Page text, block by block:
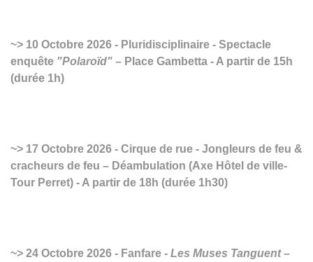
10 Octobre 2026 - Pluridisciplinaire - Spectacle
enquête "Polaroïd" – Place Gambetta - A partir de 15h
(durée 1h)
17 Octobre 2026 - Cirque de rue - Jongleurs de feu &
cracheurs de feu – Déambulation (Axe Hôtel de ville-
Tour Perret) - A partir de 18h (durée 1h30)
24 Octobre 2026 - Fanfare - Les Muses Tanguent–